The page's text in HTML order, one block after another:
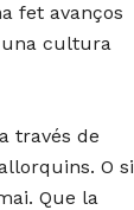
fet avanços
una cultura
través de
O si
Que la